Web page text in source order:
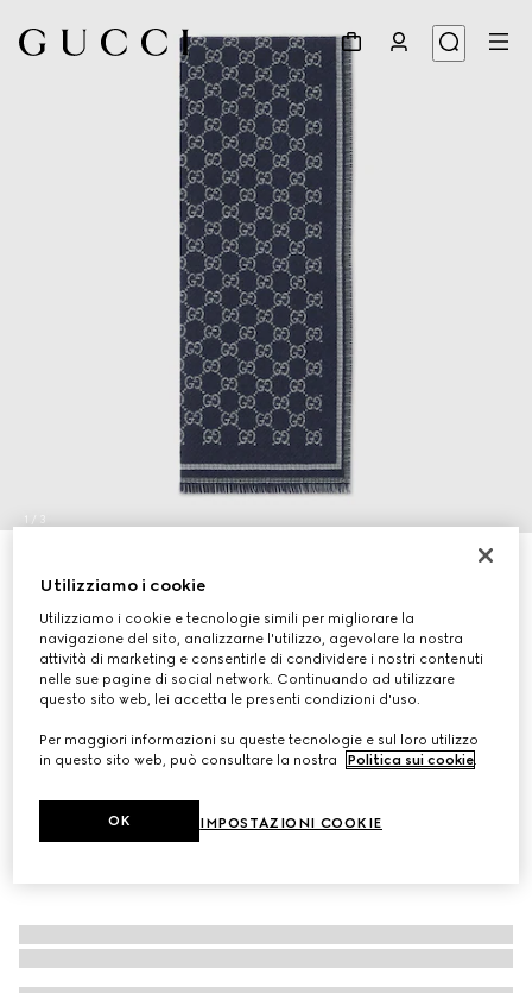
1 / 3
€ 390
Varianteblu scuro e grigio
Utilizziamo i cookie
Utilizziamo i cookie e tecnologie simili per migliorare la
navigazione del sito, analizzarne l'utilizzo, agevolare la nostra
attività di marketing e consentirle di condividere i nostri contenuti
nelle sue pagine di social network. Continuando ad utilizzare
questo sito web, lei accetta le presenti condizioni d'uso.
Per maggiori informazioni su queste tecnologie e sul loro utilizzo
in questo sito web, può consultare la nostra
Politica sui cookie.
IMPOSTAZIONI COOKIE
OK